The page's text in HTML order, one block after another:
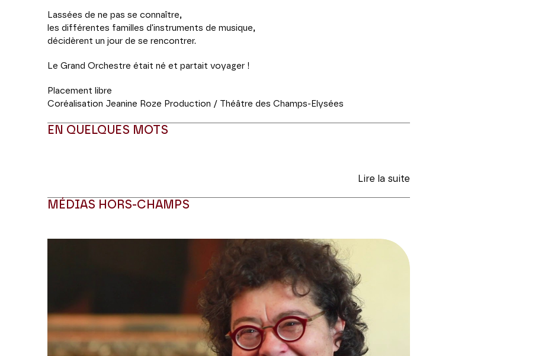
Lassées de ne pas se connaître,
les différentes familles d'instruments de musique,
décidèrent un jour de se rencontrer.
Le Grand Orchestre était né et partait voyager !
Placement libre
Coréalisation Jeanine Roze Production / Théâtre des Champs-Elysées
EN QUELQUES MOTS
Lire la suite
MÉDIAS HORS-CHAMPS
Modifier la slide de ce carousel modifiera également la slide du carousel des vignettes qui suit.